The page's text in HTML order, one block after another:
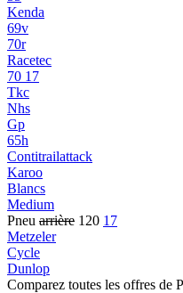
Kenda
69v
70r
Racetec
70 17
Tkc
Nhs
Gp
65h
Contitrailattack
Karoo
Blancs
Medium
Pneu arrière 120 17
Metzeler
Cycle
Dunlop
Comparez toutes les offres de